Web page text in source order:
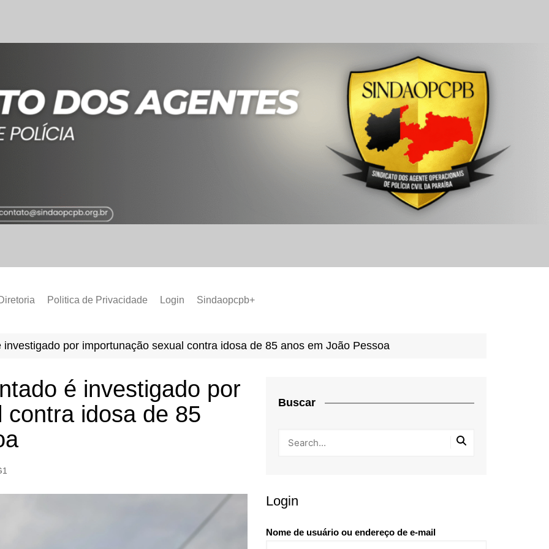
PCCR 2022
Tabela de Venc. 2025
Politica de Privacidade Login Sindaopcpb+
por importunação sexual contra idosa de 85 anos em João Pessoa
é investigado por
contra idosa de 85
Buscar
Login
Nome de usuário ou endereço de e-mail